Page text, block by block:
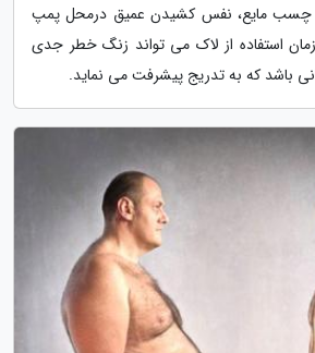
چسب مایع، نفس کشیدن عمیق درمحل پمپ
استفاده از لاک می تواند زنگ خطر جدی
باشد که به تدریج پیشرفت می نماید.